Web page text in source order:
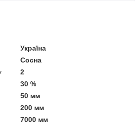
Україна
Сосна
2
30 %
50 мм
200 мм
7000 мм